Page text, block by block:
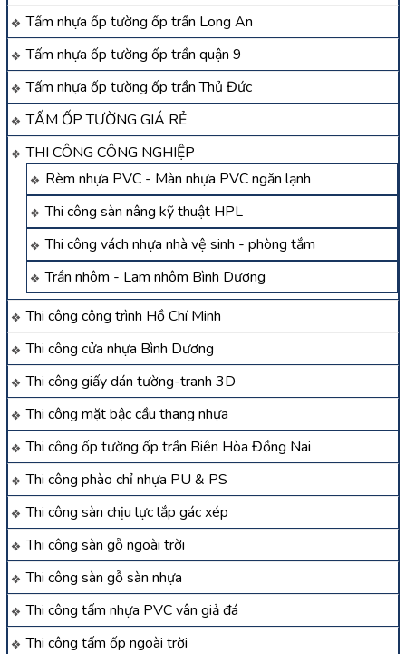
Tấm nhựa ốp tường ốp trần Long An
Tấm nhựa ốp tường ốp trần quận 9
Tấm nhựa ốp tường ốp trần Thủ Đức
TẤM ỐP TƯỜNG GIÁ RẺ
THI CÔNG CÔNG NGHIỆP
Rèm nhựa PVC - Màn nhựa PVC ngăn lạnh
Thi công sàn nâng kỹ thuật HPL
Thi công vách nhựa nhà vệ sinh - phòng tắm
Trần nhôm - Lam nhôm Bình Dương
Thi công công trình Hồ Chí Minh
Thi công cửa nhựa Bình Dương
Thi công giấy dán tường-tranh 3D
Thi công mặt bậc cầu thang nhựa
Thi công ốp tường ốp trần Biên Hòa Đồng Nai
Thi công phào chỉ nhựa PU & PS
Thi công sàn chịu lực lắp gác xép
Thi công sàn gỗ ngoài trời
Thi công sàn gỗ sàn nhựa
Thi công tấm nhựa PVC vân giả đá
Thi công tấm ốp ngoài trời